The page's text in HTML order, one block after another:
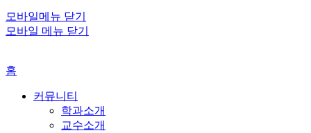
모바일메뉴 닫기
모바일 메뉴 닫기
홈
커뮤니티
학과소개
교수소개